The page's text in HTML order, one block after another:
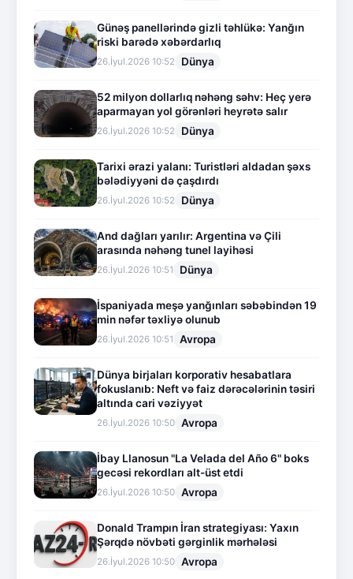
Günəş panellərində gizli təhlükə: Yanğın
riski barədə xəbərdarlıq
26.İyul.2026 10:52 Dünya
52 milyon dollarlıq nəhəng səhv: Heç yerə
aparmayan yol görənləri heyrətə salır
26.İyul.2026 10:52 Dünya
Tarixi ərazi yalanı: Turistləri aldadan şəxs
bələdiyyəni də çaşdırdı
26.İyul.2026 10:52 Dünya
And dağları yarılır: Argentina və Çili
arasında nəhəng tunel layihəsi
26.İyul.2026 10:51 Dünya
İspaniyada meşə yanğınları səbəbindən 19
min nəfər təxliyə olunub
26.İyul.2026 10:51 Avropa
Dünya birjaları korporativ hesabatlara
fokuslanıb: Neft və faiz dərəcələrinin təsiri
altında cari vəziyyət
26.İyul.2026 10:50 Avropa
İbay Llanosun "La Velada del Año 6" boks
gecəsi rekordları alt-üst etdi
26.İyul.2026 10:50 Avropa
Donald Trampın İran strategiyası: Yaxın
Şərqdə növbəti gərginlik mərhələsi
26.İyul.2026 10:50 Avropa